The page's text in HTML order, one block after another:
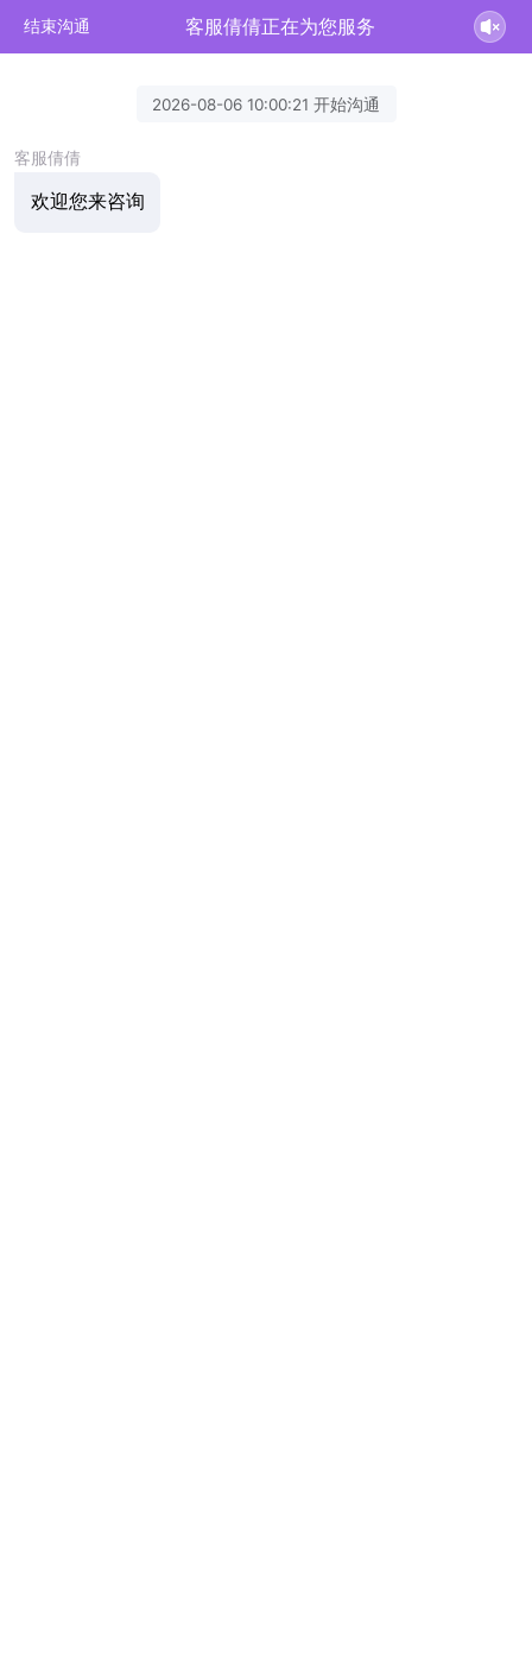
结束沟通 客服倩倩正在为您服务
2026-08-06 10:00:21 开始沟通
客服倩倩
欢迎您来咨询